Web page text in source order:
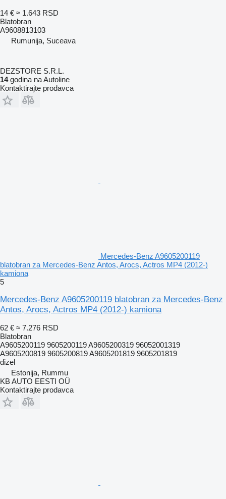
14 € ≈ 1.643 RSD
Blatobran
A9608813103
Rumunija, Suceava
DEZSTORE S.R.L.
14godina na Autoline
Kontaktirajte prodavca
Mercedes-Benz A9605200119
blatobran za Mercedes-Benz Antos, Arocs, Actros MP4 (2012-)
kamiona
5
Mercedes-Benz A9605200119 blatobran za Mercedes-Benz
Antos, Arocs, Actros MP4 (2012-) kamiona
62 € ≈ 7.276 RSD
Blatobran
A9605200119 9605200119 A9605200319 96052001319
A9605200819 9605200819 A9605201819 9605201819
dizel
Estonija, Rummu
KB AUTO EESTI OÜ
Kontaktirajte prodavca